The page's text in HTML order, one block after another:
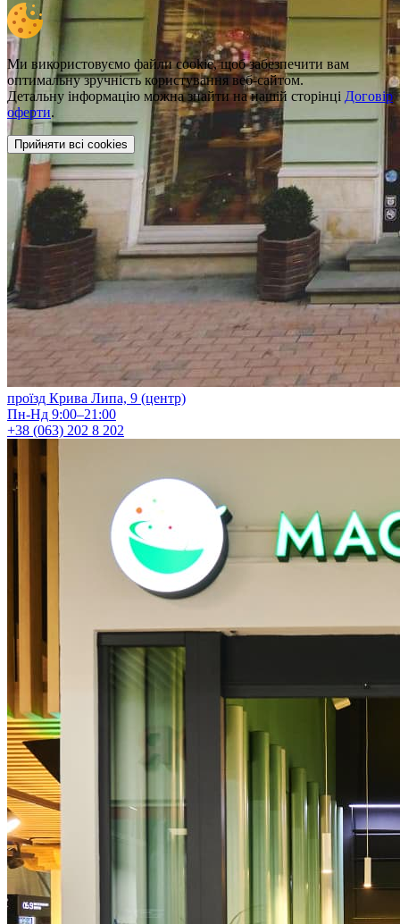
проїзд Крива Липа, 9 (центр)
Пн-Нд 9:00–21:00
+38 (063) 202 8 202
Ми використовуємо файли cookie, щоб забезпечити вам
оптимальну зручність користування веб-сайтом.
Детальну інформацію можна знайти на нашій сторінці Договір
оферти.
Прийняти всі cookies